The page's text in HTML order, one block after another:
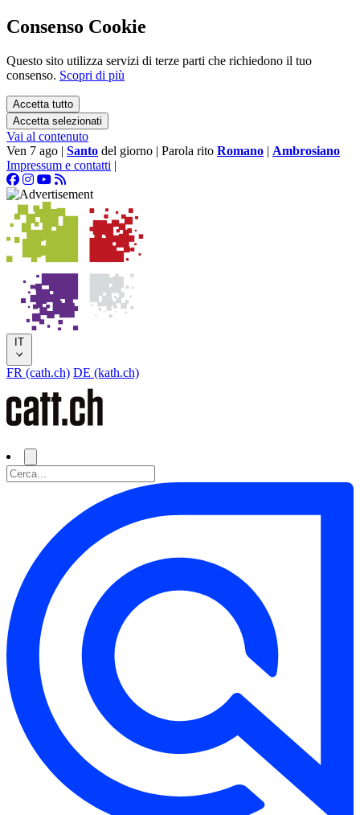
Consenso Cookie
Questo sito utilizza servizi di terze parti che richiedono il tuo
consenso. Scopri di più
Accetta tutto
Accetta selezionati
Vai al contenuto
Ven 7 ago | Santo del giorno | Parola rito Romano | Ambrosiano
Impressum e contatti |
IT
FR (cath.ch) DE (kath.ch)